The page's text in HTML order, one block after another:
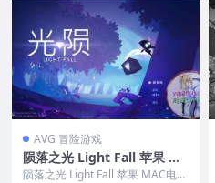
AVG 冒险游戏
陨落之光 Light Fall 苹果 M
AC电脑游戏 原生中文版
陨落之光 Light Fall 苹果 MAC电脑